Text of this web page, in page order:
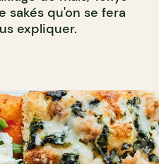
sakés qu'on se fera
expliquer.